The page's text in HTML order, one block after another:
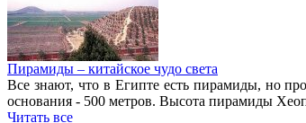
Пирамиды – китайское чудо света
Все знают, что в Египте есть пирамиды, но
основания - 500 метров. Высота пирамиды
Читать все